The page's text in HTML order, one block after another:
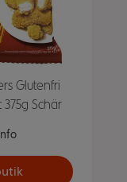
Glutenfri
375g Schär